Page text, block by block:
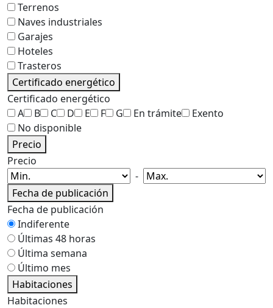
Terrenos
Naves industriales
Garajes
Hoteles
Trasteros
Certificado energético
Certificado energético
A
B C D E F G En trámite
Exento
No disponible
Precio
Precio
-
Fecha de publicación
Fecha de publicación
Indiferente
Últimas 48 horas
Última semana
Último mes
Habitaciones
Habitaciones